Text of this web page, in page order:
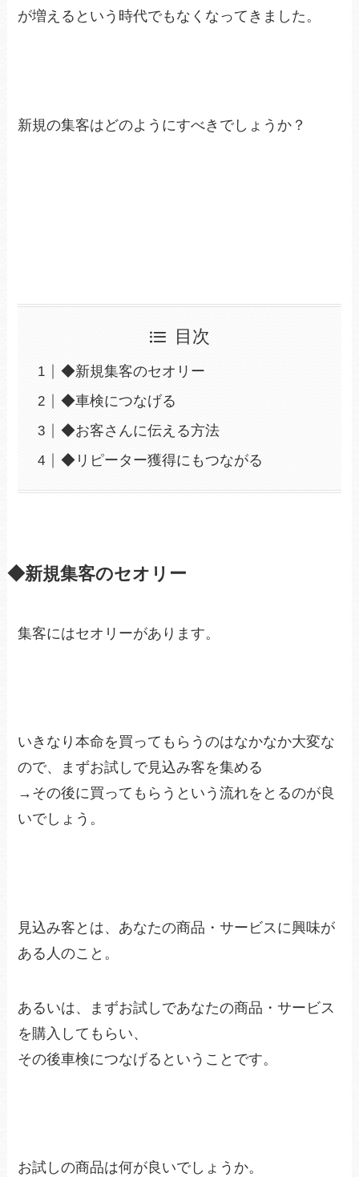
が増えるという時代でもなくなってきました。
新規の集客はどのようにすべきでしょうか？
目次
◆新規集客のセオリー
◆車検につなげる
◆お客さんに伝える方法
◆リピーター獲得にもつながる
◆新規集客のセオリー
集客にはセオリーがあります。
いきなり本命を買ってもらうのはなかなか大変な
ので、まずお試しで見込み客を集める
→その後に買ってもらうという流れをとるのが良
いでしょう。
見込み客とは、あなたの商品・サービスに興味が
ある人のこと。
あるいは、まずお試しであなたの商品・サービス
を購入してもらい、
その後車検につなげるということです。
お試しの商品は何が良いでしょうか。